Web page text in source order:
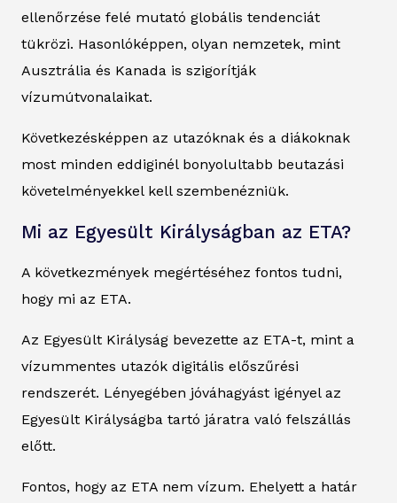
ellenőrzése felé mutató globális tendenciát
tükrözi. Hasonlóképpen, olyan nemzetek, mint
Ausztrália és Kanada is szigorítják
vízumútvonalaikat.
Következésképpen az utazóknak és a diákoknak
most minden eddiginél bonyolultabb beutazási
követelményekkel kell szembenézniük.
Mi az Egyesült Királyságban az ETA?
A következmények megértéséhez fontos tudni,
hogy mi az ETA.
Az Egyesült Királyság bevezette az ETA-t, mint a
vízummentes utazók digitális előszűrési
rendszerét. Lényegében jóváhagyást igényel az
Egyesült Királyságba tartó járatra való felszállás
előtt.
Fontos, hogy az ETA nem vízum. Ehelyett a határ